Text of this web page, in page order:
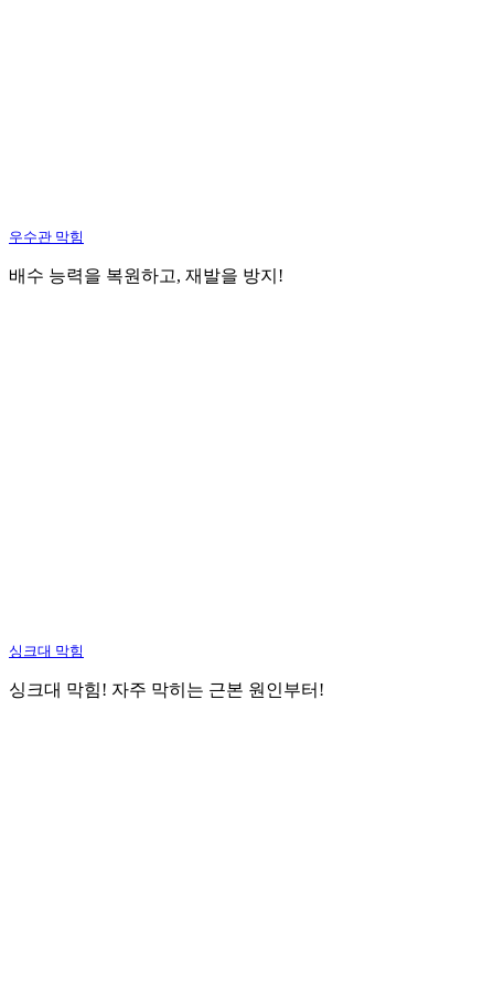
우수관 막힘
배수 능력을 복원하고, 재발을 방지!
싱크대 막힘
싱크대 막힘! 자주 막히는 근본 원인부터!